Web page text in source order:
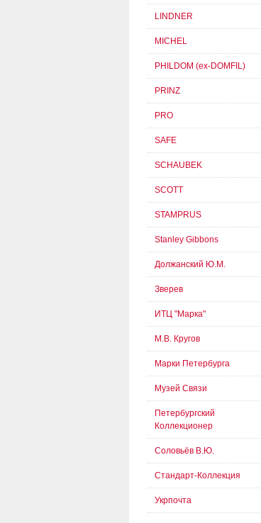
LINDNER
MICHEL
PHILDOM (ex-DOMFIL)
PRINZ
PRO
SAFE
SCHAUBEK
SCOTT
STAMPRUS
Stanley Gibbons
Должанский Ю.М.
Зверев
ИТЦ "Марка"
М.В. Кругов
Марки Петербурга
Музей Связи
Петербургский
Коллекционер
Соловьёв В.Ю.
Стандарт-Коллекция
Укрпочта